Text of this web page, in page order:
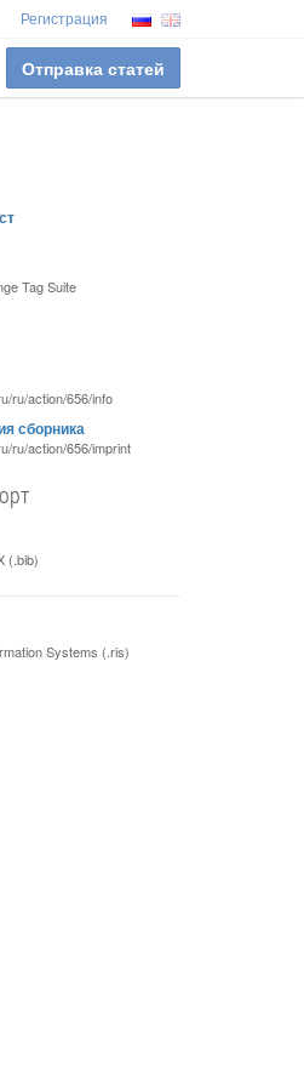
Регистрация
Отправка статей
Tag Suite
ru/action/656/info
сборника
ru/action/656/imprint
(.bib)
Systems (.ris)